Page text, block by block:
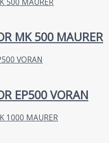
MK 500 MAURER
EP500 VORAN